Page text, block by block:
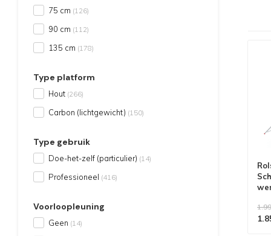
75 cm (126)
90 cm (112)
135 cm (178)
Type platform
Hout (266)
Carbon (lichtgewicht) (150)
Type gebruik
Doe-het-zelf (particulier) (14)
Professioneel (416)
Voorloopleuning
Geen (14)
Alle producten voldoen aan